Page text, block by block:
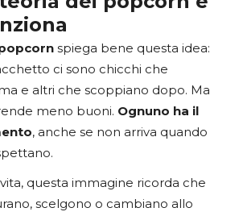
spiega bene questa idea:
ci sono chicchi che
e altri che scoppiano dopo. Ma
meno buoni. Ognuno ha il
, anche se non arriva quando
questa immagine ricorda che
scelgono o cambiano allo